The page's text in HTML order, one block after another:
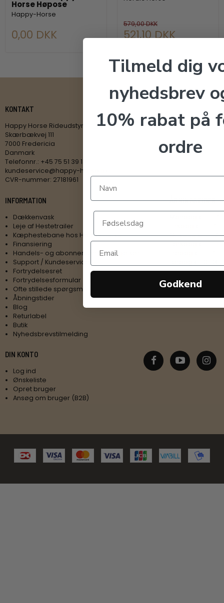
Horse Høpose
Happy-Horse
0,00 DKK
579,00 DKK
521,10 DKK
KONTAKT
Happy Horse Rideudstyr
Skærbækvej 111
7000 Fredericia
Danmark
Telefonnr.: +45 75 51 39 13
kundeservice@happy-horse.dk
CVR-nummer: 27181961
INFORMATION
Dækkenvask
Leje af Hestetrailer
Kæphestebane hos Happy Horse
Finansiering
Handels- og abonnementsbetingelser
Support / Kundeservice
Fortrydelsesret
Fortrydelsesformular
Ofte stillede spørgsmål
Åbningstider
Blog
Returlabel
Butik
Nyhedsbrevstilmelding
ÅBNINGSTIDER
Onsdag kl. 11-17
Torsdag kl. 11-17
DIN KONTO
Log ind
Ønskeliste
Opret bruger
Ansøg om bruger (B2B)
Tilmeld dig
nyhedsbrev
10% rabat på
ordre
Godkend